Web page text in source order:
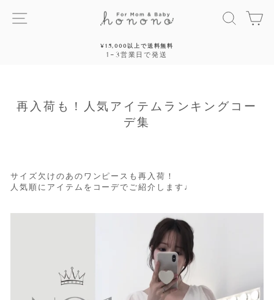
サイトナビゲーション 探す
停
¥15,000以上で送料無料
1~3営業日で発送
再入荷も！人気アイテムランキングコー
デ集
サイズ欠けのあのワンピースも再入荷！
人気順にアイテムをコーデでご紹介します♩